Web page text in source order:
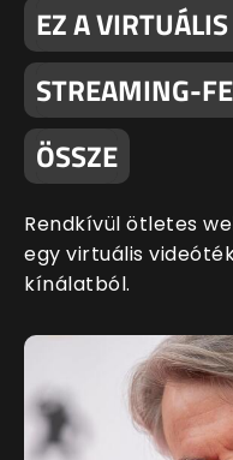
EZ A
STREAMING-
ÖSSZE
Rendkívül ötletes
egy virtuális
kínálatból.